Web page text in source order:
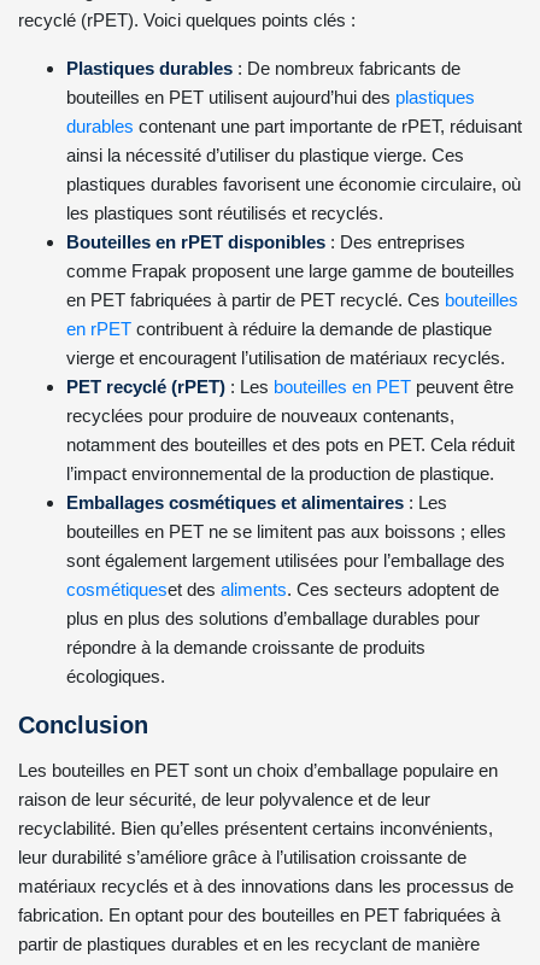
recyclé (rPET). Voici quelques points clés :
Plastiques durables : De nombreux fabricants de
bouteilles en PET utilisent aujourd’hui des plastiques
durables contenant une part importante de rPET, réduisant
ainsi la nécessité d’utiliser du plastique vierge. Ces
plastiques durables favorisent une économie circulaire, où
les plastiques sont réutilisés et recyclés.
Bouteilles en rPET disponibles : Des entreprises
comme Frapak proposent une large gamme de bouteilles
en PET fabriquées à partir de PET recyclé. Ces bouteilles
en rPET contribuent à réduire la demande de plastique
vierge et encouragent l’utilisation de matériaux recyclés.
PET recyclé (rPET) : Les bouteilles en PET peuvent être
recyclées pour produire de nouveaux contenants,
notamment des bouteilles et des pots en PET. Cela réduit
l’impact environnemental de la production de plastique.
Emballages cosmétiques et alimentaires : Les
bouteilles en PET ne se limitent pas aux boissons ; elles
sont également largement utilisées pour l’emballage des
cosmétiqueset des aliments. Ces secteurs adoptent de
plus en plus des solutions d’emballage durables pour
répondre à la demande croissante de produits
écologiques.
Conclusion
Les bouteilles en PET sont un choix d’emballage populaire en
raison de leur sécurité, de leur polyvalence et de leur
recyclabilité. Bien qu’elles présentent certains inconvénients,
leur durabilité s’améliore grâce à l’utilisation croissante de
matériaux recyclés et à des innovations dans les processus de
fabrication. En optant pour des bouteilles en PET fabriquées à
partir de plastiques durables et en les recyclant de manière